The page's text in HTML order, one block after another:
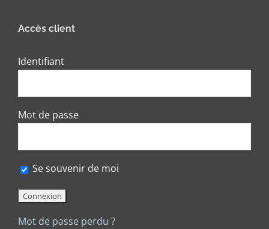
Accès client
Identifiant
Mot de passe
Se souvenir de moi
Mot de passe perdu ?